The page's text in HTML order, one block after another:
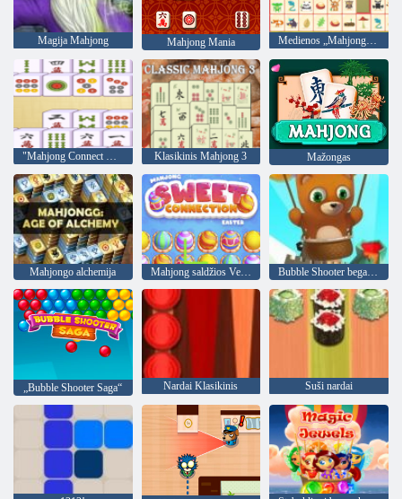
Magija Mahjong Mahjong Mania Medienos „Mahjong Connect“
"Mahjong Connect Classic" Klasikinis Mahjong 3 Mažongas
Mahjongo alchemija Mahjong saldžios Velykos Bubble Shooter begalinis
„Bubble Shooter Saga“ Nardai Klasikinis Suši nardai